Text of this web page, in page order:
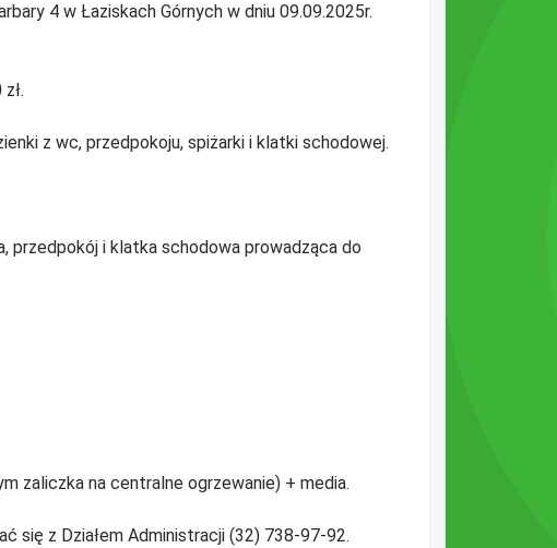
4 w Łaziskach Górnych w dniu 09.09.2025r.
z wc, przedpokoju, spiżarki i klatki schodowej.
przedpokój i klatka schodowa prowadząca do
zaliczka na centralne ogrzewanie) + media.
się z Działem Administracji (32) 738-97-92.